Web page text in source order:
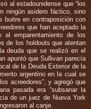
al estadounidense que “los
ningún asidero fáctico, sino
buitre en contraposición con
que han aceptado la
al emparentamiento de los
de los holdouts que atentan
deuda que se realizó en el
apuntó que Sullivan parecía
de la Deuda Exterior de la
argentino en la cual se
acreedores”, y agregó que
pasada era “subsanar la
de un juez de Nueva York
al canje.